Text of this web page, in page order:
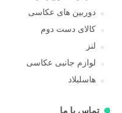
دوربین های عکاسی
کالای دست دوم
لنز
لوازم جانبی عکاسی
هاسلبلاد
تماس با ما